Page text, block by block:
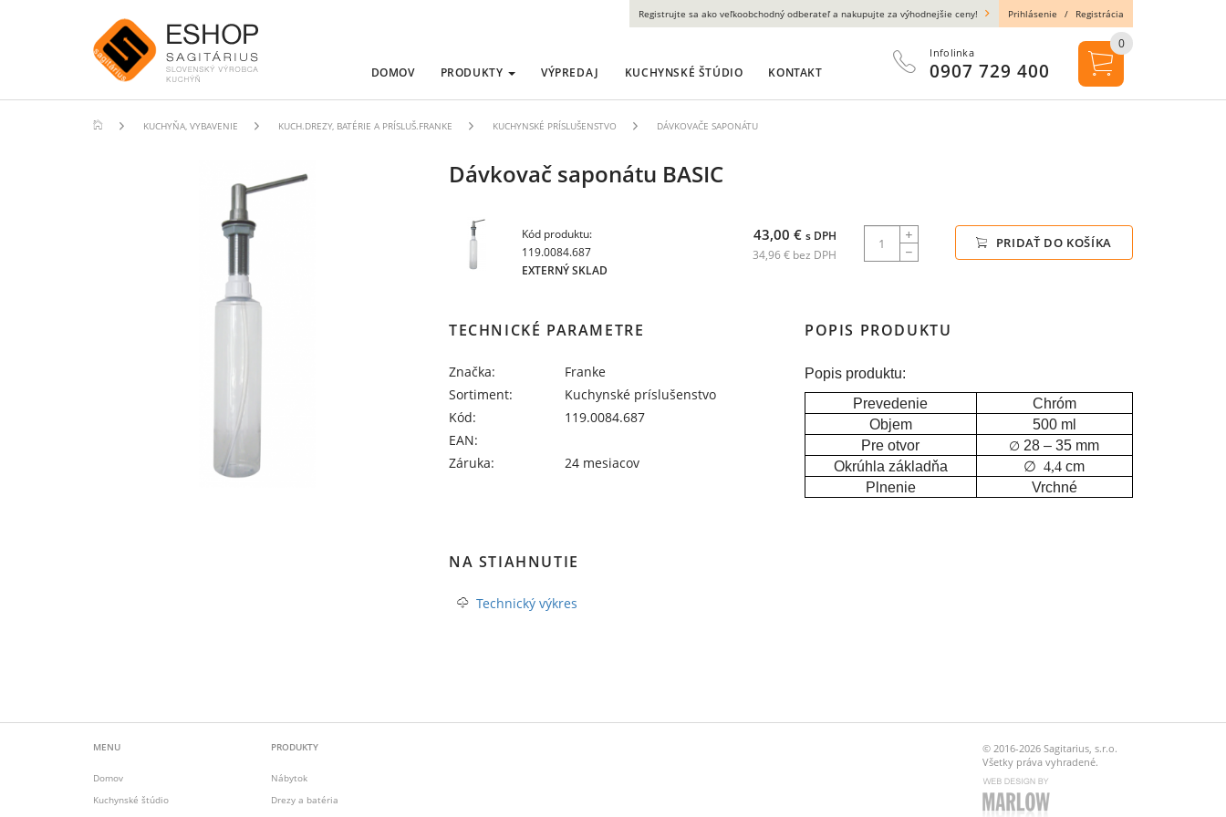
KUCHYŇA, VYBAVENIE KUCH.DREZY, BATÉRIE A PRÍSLUŠ.FRANKE KUCHYNSKÉ PRÍSLUŠENSTVO DÁVKOVAČE SAPONÁTU
Dávkovač saponátu BASIC
Kód produktu:
119.0084.687
EXTERNÝ SKLAD
43,00 € s DPH
34,96 € bez DPH
PRIDAŤ DO KOŠÍKA
TECHNICKÉ PARAMETRE
Značka:
Franke
Sortiment:
Kuchynské príslušenstvo
Kód:
119.0084.687
EAN:
Záruka:
24 mesiacov
POPIS PRODUKTU
Popis produktu:
Prevedenie
Chróm
Objem
500 ml
Pre otvor
∅28 – 35 mm
Okrúhla základňa
∅ 4,4 cm
Plnenie
Vrchné
NA STIAHNUTIE
Technický výkres
MENU
Domov
Kuchynské štúdio
PRODUKTY
Nábytok
Drezy a batéria
© 2016-2026 Sagitarius, s.r.o.
Všetky práva vyhradené.
Registrujte sa ako veľkoobchodný odberateľ a nakupujte za výhodnejšie ceny! Prihlásenie / Registrácia
DOMOV PRODUKTY VÝPREDAJ KUCHYNSKÉ ŠTÚDIO KONTAKT
Infolinka
0907 729 400
0